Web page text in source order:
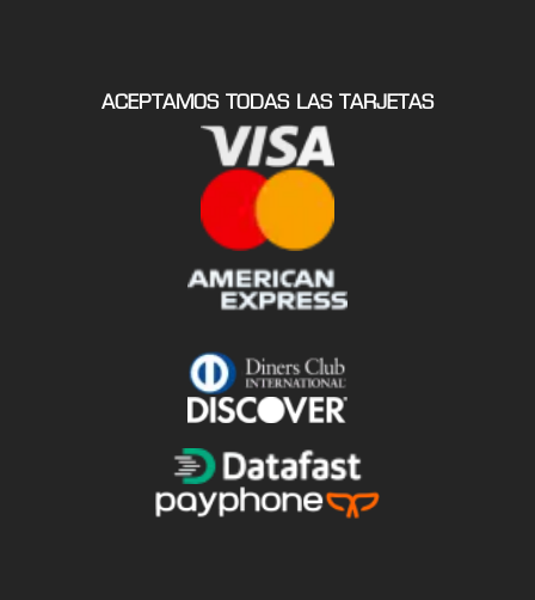
ACEPTAMOS TODAS LAS TARJETAS